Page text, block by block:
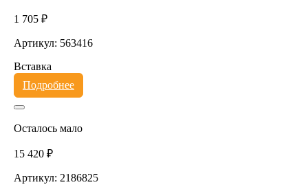
1 705 ₽
Артикул: 563416
Вставка
Подробнее
Осталось мало
15 420 ₽
Артикул: 2186825